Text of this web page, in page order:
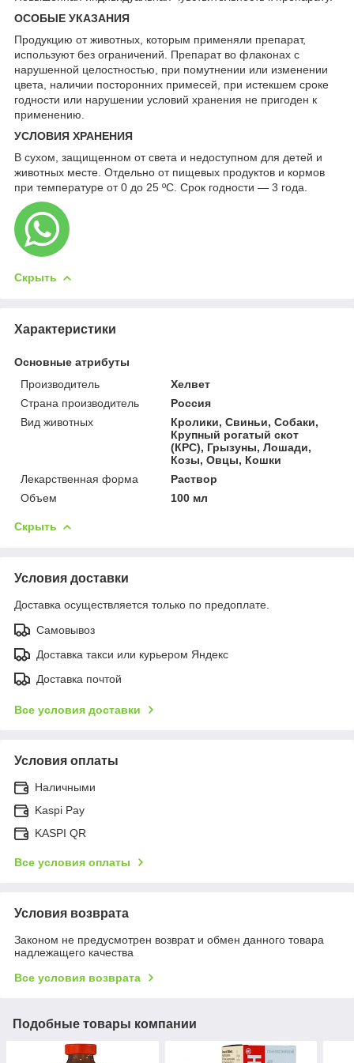
ОСОБЫЕ УКАЗАНИЯ
Продукцию от животных, которым применяли препарат,
используют без ограничений. Препарат во флаконах с
нарушенной целостностью, при помутнении или изменении
цвета, наличии посторонних примесей, при истекшем сроке
годности или нарушении условий хранения не пригоден к
применению.
УСЛОВИЯ ХРАНЕНИЯ
В сухом, защищенном от света и недоступном для детей и
животных месте. Отдельно от пищевых продуктов и кормов
при температуре от 0 до 25 ºС. Срок годности — 3 года.
Скрыть
Характеристики
Основные атрибуты
Производитель
Хелвет
Страна производитель
Россия
Вид животных
Кролики, Свиньи, Собаки,
Крупный рогатый скот
(КРС), Грызуны, Лошади,
Козы, Овцы, Кошки
Лекарственная форма
Раствор
Объем
100 мл
Скрыть
Условия доставки
Доставка осуществляется только по предоплате.
Самовывоз
Доставка такси или курьером Яндекс
Доставка почтой
Все условия доставки
Условия оплаты
Наличными
Kaspi Pay
KASPI QR
Все условия оплаты
Условия возврата
Законом не предусмотрен возврат и обмен данного товара
надлежащего качества
Все условия возврата
Подобные товары компании